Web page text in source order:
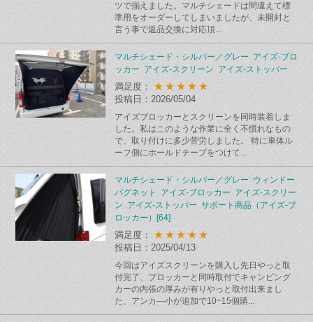
ツで揃えました。マルチシェードは間違えて標
準用をオーダーしてしまいましたが、未開封と
言う事で返品交換に対応頂...
マルチシェード・シルバー／グレー アイズ-ブロ
ッカー アイズ-スクリーン アイズ-ストッパー
満足度： ★★★★★
投稿日：2026/05/04
アイズブロッカーとスクリーンを同時装着しま
した。私はこのような作業に全く不慣れなもの
で、取り付けに多少苦労しました。 特に車体ル
ーフ側にホールドテープをつけて...
マルチシェード・シルバー／グレー ウィンドー
バグネット アイズ-ブロッカー アイズ-スクリー
ン アイズ-ストッパー サポート商品（アイズ-ブ
ロッカー）[64]
満足度： ★★★★★
投稿日：2025/04/13
今回はアイズスクリーンを購入し先日やっと取
付完了、ブロッカーと同時取付でキャンピング
カーの内張の厚みが有りやっと取付出来まし
た、アンカ―小が追加で10~15個購...